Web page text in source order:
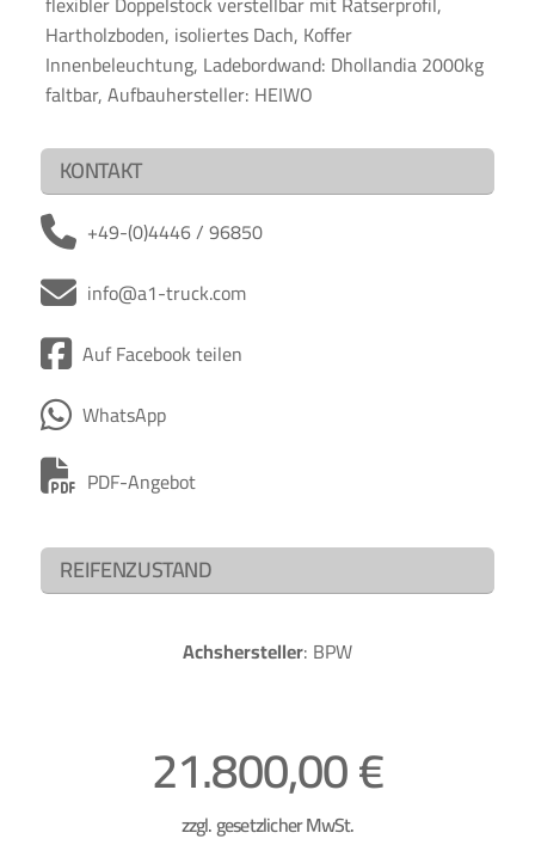
Hartholzboden, isoliertes Dach, Koffer
Innenbeleuchtung, Ladebordwand: Dhollandia 2000kg
faltbar, Aufbauhersteller: HEIWO
KONTAKT
+49-(0)4446 / 96850
info@a1-truck.com
Auf Facebook teilen
WhatsApp
PDF-Angebot
REIFENZUSTAND
Achshersteller: BPW
21.800,00 €
zzgl. gesetzlicher MwSt.